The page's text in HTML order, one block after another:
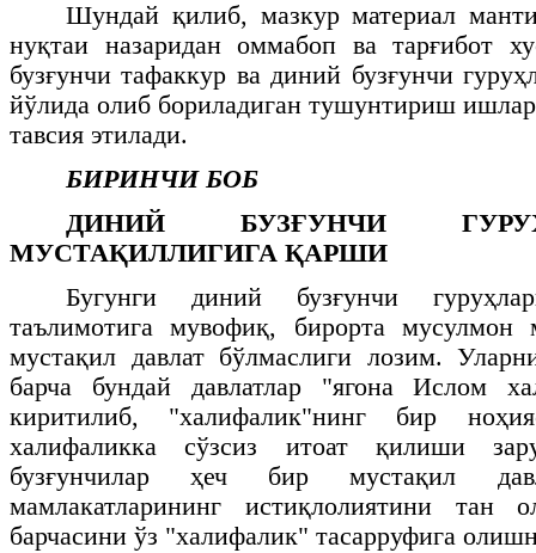
Шундай қилиб, мазкур материал
нуқтаи назаридан оммабоп ва тарғибот
бузғунчи тафаккур ва диний бузғунчи
йўлида олиб бориладиган тушунтириш
тавсия этилади.
БИРИНЧИ БОБ
ДИНИЙ БУЗҒУНЧИ
МУСТАҚИЛЛИГИГА ҚАРШИ
Бугунги диний бузғунчи
таълимотига мувофиқ, бирорта мусулмон
мустақил давлат бўлмаслиги лозим.
барча бундай давлатлар "ягона Ислом
киритилиб, "халифалик"нинг бир
халифаликка сўзсиз итоат қилиши
бузғунчилар ҳеч бир мустақил
мамлакатларининг истиқлолиятини тан
барчасини ўз "халифалик" тасарруфига